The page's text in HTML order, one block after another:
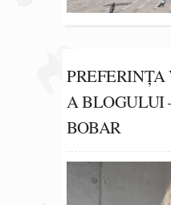
A BLOGULUI
BOBAR